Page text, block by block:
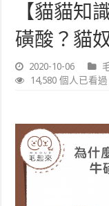
【貓貓知
磺酸？貓
2020-10-06
14,580 個人已看過